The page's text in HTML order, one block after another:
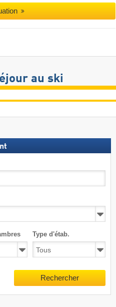
au ski
Type d'étab.
Rechercher